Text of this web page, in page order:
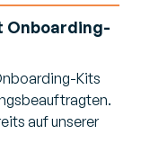
Onboarding-
Kits
auf unserer